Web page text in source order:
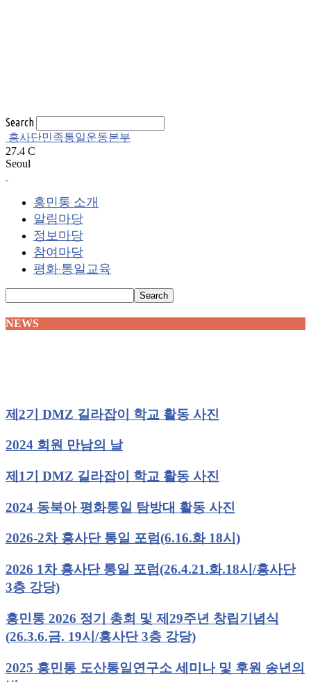
Search
흥사단민족통일운동본부
27.4 C
Seoul
흥민통 소개
알림마당
정보마당
참여마당
평화·통일교육
NEWS
제2기 DMZ 길라잡이 학교 활동 사진
2024 회원 만남의 날
제1기 DMZ 길라잡이 학교 활동 사진
2024 동북아 평화통일 탐방대 활동 사진
2026-2차 흥사단 통일 포럼(6.16.화 18시)
2026 1차 흥사단 통일 포럼(26.4.21.화.18시/흥사단
3층 강당)
흥민통 2026 정기 총회 및 제29주년 창립기념식
(26.3.6.금. 19시/흥사단 3층 강당)
2025 흥민통 도산통일연구소 세미나 및 후원 송년의